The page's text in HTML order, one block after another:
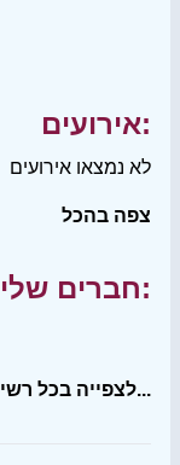
אירועים:
לא נמצאו אירועים
צפה בהכל
חברים שלי:
לצפייה בכל רשימת החברים שלי...